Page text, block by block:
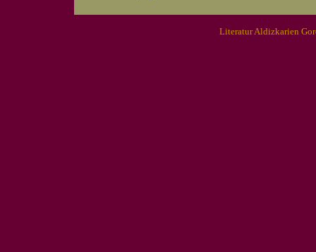
Literatur Aldizkarien